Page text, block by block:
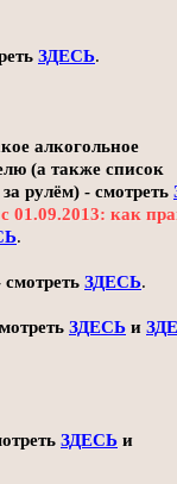
ЗДЕСЬ.
алкогольное
(а также список
рулём) - смотреть
01.09.2013: как
.
ЗДЕСЬ.
ЗДЕСЬ и
ЗДЕСЬ и